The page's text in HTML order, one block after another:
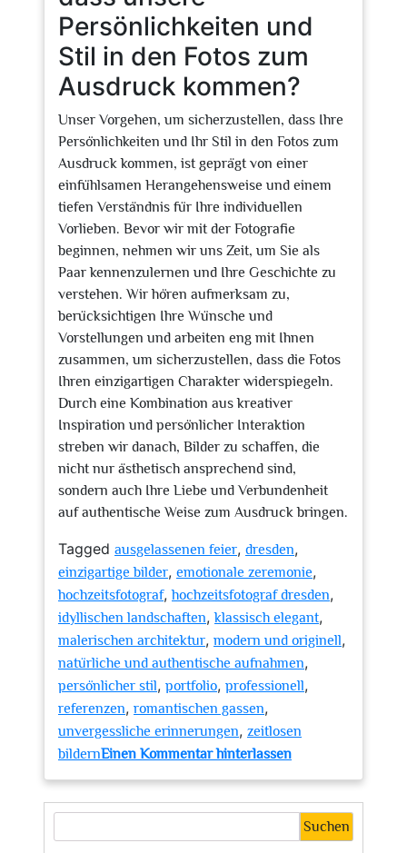
Persönlichkeiten und
Stil in den Fotos zum
Ausdruck kommen?
Unser Vorgehen, um sicherzustellen, dass Ihre
Persönlichkeiten und Ihr Stil in den Fotos zum
Ausdruck kommen, ist geprägt von einer
einfühlsamen Herangehensweise und einem
tiefen Verständnis für Ihre individuellen
Vorlieben. Bevor wir mit der Fotografie
beginnen, nehmen wir uns Zeit, um Sie als
Paar kennenzulernen und Ihre Geschichte zu
verstehen. Wir hören aufmerksam zu,
berücksichtigen Ihre Wünsche und
Vorstellungen und arbeiten eng mit Ihnen
zusammen, um sicherzustellen, dass die Fotos
Ihren einzigartigen Charakter widerspiegeln.
Durch eine Kombination aus kreativer
Inspiration und persönlicher Interaktion
streben wir danach, Bilder zu schaffen, die
nicht nur ästhetisch ansprechend sind,
sondern auch Ihre Liebe und Verbundenheit
auf authentische Weise zum Ausdruck bringen.
Tagged ausgelassenen feier, dresden,
einzigartige bilder, emotionale zeremonie,
hochzeitsfotograf,hochzeitsfotograf dresden,
idyllischen landschaften,klassisch elegant,
malerischen architektur, modern und originell,
natürliche und authentische aufnahmen,
persönlicher stil, portfolio, professionell,
referenzen, romantischen gassen,
unvergessliche erinnerungen, zeitlosen
bildernEinen Kommentar hinterlassenzu
festhalten:
Der
Suchen